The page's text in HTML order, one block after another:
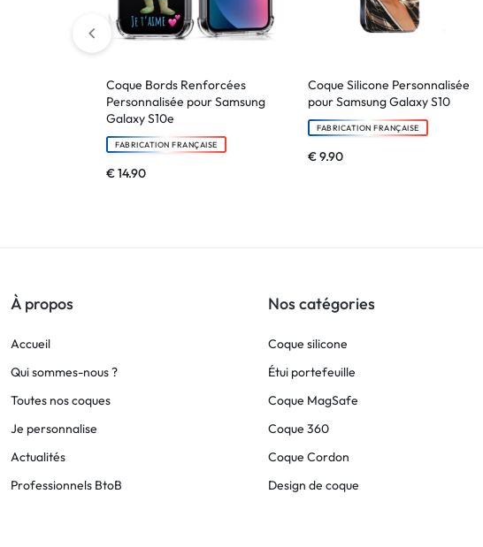
Coque Bords Renforcées
Personnalisée pour Samsung
Galaxy S10e
FABRICATION FRANÇAISE
€14.90
Coque Silicone Personnalisée
pour Samsung Galaxy S10
FABRICATION FRANÇAISE
€9.90
À propos
Accueil
Qui sommes-nous ?
Toutes nos coques
Je personnalise
Actualités
Professionnels BtoB
Nos catégories
Coque silicone
Étui portefeuille
Coque MagSafe
Coque 360
Coque Cordon
Design de coque